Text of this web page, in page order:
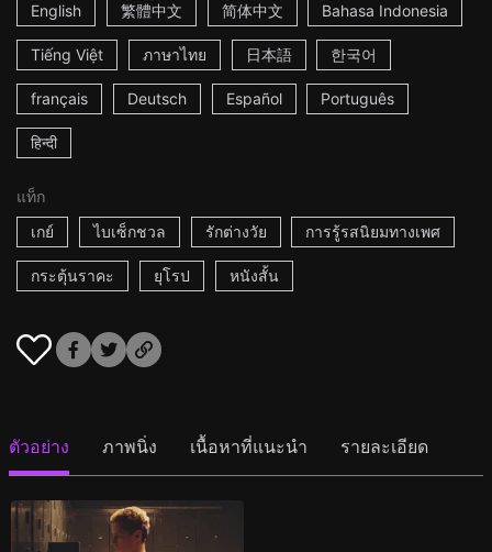
English
繁體中文 简体中文 Bahasa Indonesia
Tiếng Việt ภาษาไทย 日本語 한국어
français Deutsch Español Português
हिन्दी
แท็ก
เกย์
ไบเซ็กชวล รักต่างวัย การรู้รสนิยมทางเพศ
กระตุ้นราคะ ยุโรป หนังสั้น
ตัวอย่าง ภาพนิ่ง เนื้อหาที่แนะนำ รายละเอียด